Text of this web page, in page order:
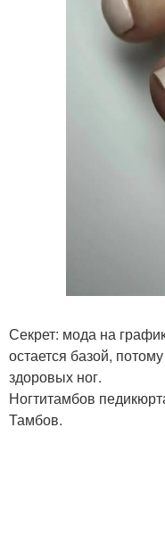
Секрет: мода на
остается базой,
здоровых ног.
Ногтитамбов
Тамбов.